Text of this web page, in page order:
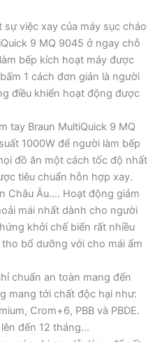
sự việc xay của máy sục cháo
9 MQ 9045 ở ngay chỗ
bếp kích hoạt máy được
1 cách đơn giản là người
điều khiển hoạt động được
tay Braun MultiQuick 9 MQ
1000W để người làm bếp
đồ ăn một cách tốc độ nhất
tiêu chuẩn hỗn hợp xay.
Châu Âu…. Hoạt động giảm
mái nhất dành cho người
khởi chế biến rất nhiều
bổ dưỡng với cho mái ấm
chuẩn an toàn mang đến
mang tới chất độc hại như:
Crom+6, PBB và PBDE.
đến 12 tháng…